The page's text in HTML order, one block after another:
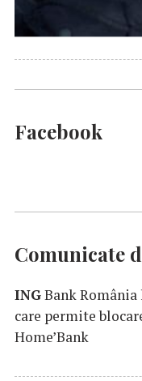
Facebook
Comunicate
INGBank
care permite
Home’Bank